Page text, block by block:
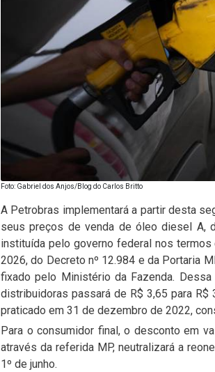
Foto: Gabriel dos Anjos/Blog do Carlos Britto
A Petrobras implementará a partir desta
seus preços de venda de óleo diesel A,
instituída pelo governo federal nos
2026, do Decreto nº 12.984 e da Portaria
fixado pelo Ministério da Fazenda.
distribuidoras passará de R$ 3,65 para
praticado em 31 de dezembro de 2022,
Para o consumidor final, o desconto em
através da referida MP, neutralizará a
1º de junho.